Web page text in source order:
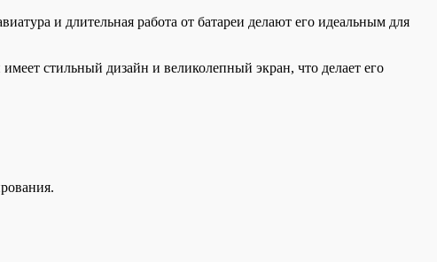
и длительная работа от батареи делают его идеальным для
стильный дизайн и великолепный экран, что делает его